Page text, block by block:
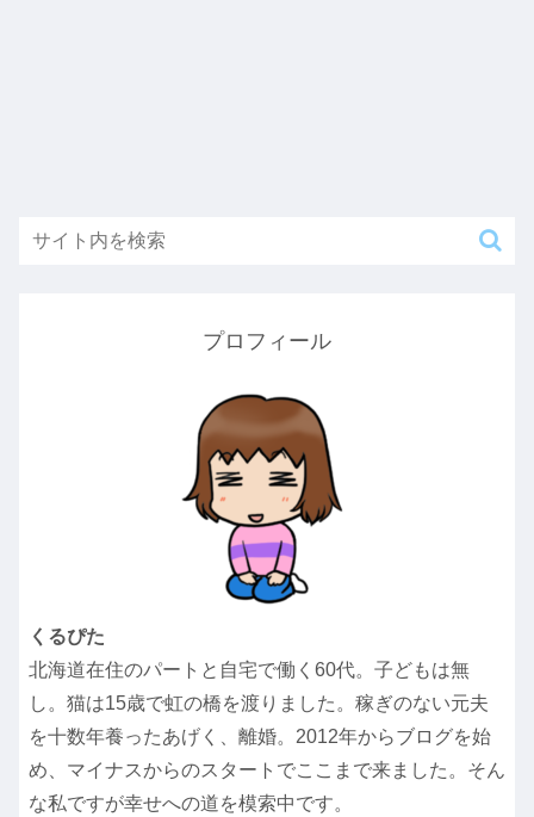
プロフィール
くるぴた
北海道在住のパートと自宅で働く60代。子どもは無
し。猫は15歳で虹の橋を渡りました。稼ぎのない元夫
を十数年養ったあげく、離婚。2012年からブログを始
め、マイナスからのスタートでここまで来ました。そん
な私ですが幸せへの道を模索中です。